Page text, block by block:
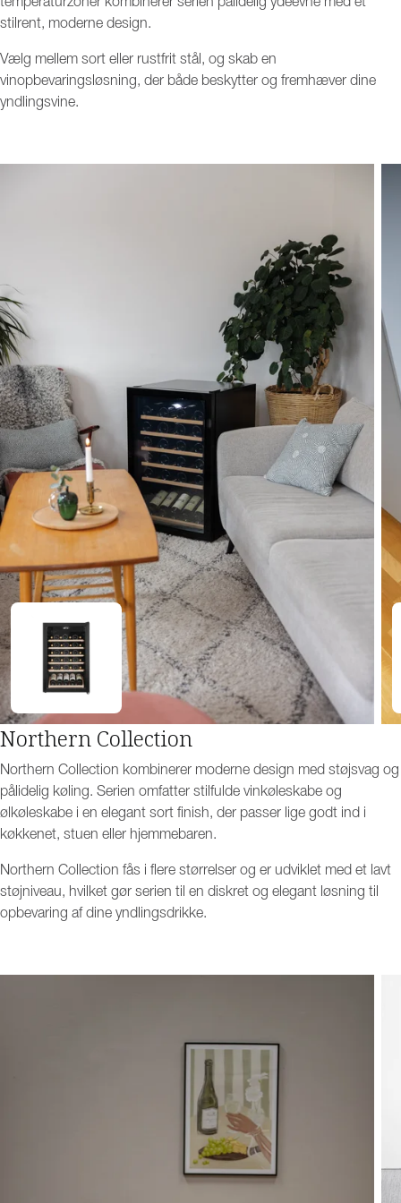
store rum. Med Cavin får du kvalitet og smarte løsninger – til en pris, der
er lige så tiltalende som designet.
Cavin - French knowledge, Scandinavian design
temperaturzoner kombinerer serien pålidelig ydeevne med et
stilrent, moderne design.
Vælg mellem sort eller rustfrit stål, og skab en
vinopbevaringsløsning, der både beskytter og fremhæver dine
yndlingsvine.
Northern Collection
Northern Collection kombinerer moderne design med støjsvag og
pålidelig køling. Serien omfatter stilfulde vinkøleskabe og
ølkøleskabe i en elegant sort finish, der passer lige godt ind i
køkkenet, stuen eller hjemmebaren.
Northern Collection fås i flere størrelser og er udviklet med et lavt
støjniveau, hvilket gør serien til en diskret og elegant løsning til
opbevaring af dine yndlingsdrikke.